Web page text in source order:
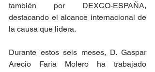
también por DEXCO-ESPAÑA,
destacando el alcance internacional de
la causa que lidera.
Durante estos seis meses, D. Gaspar
Arecio Faria Molero ha trabajado